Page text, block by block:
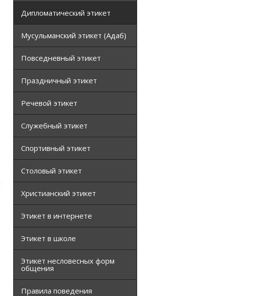
Дипломатический этикет
Мусульманский этикет (Адаб)
Повседневный этикет
Праздничный этикет
Речевой этикет
Служебный этикет
Спортивный этикет
Столовый этикет
Христианский этикет
Этикет в интернете
Этикет в школе
Этикет несловесных форм
общения
Правила поведения